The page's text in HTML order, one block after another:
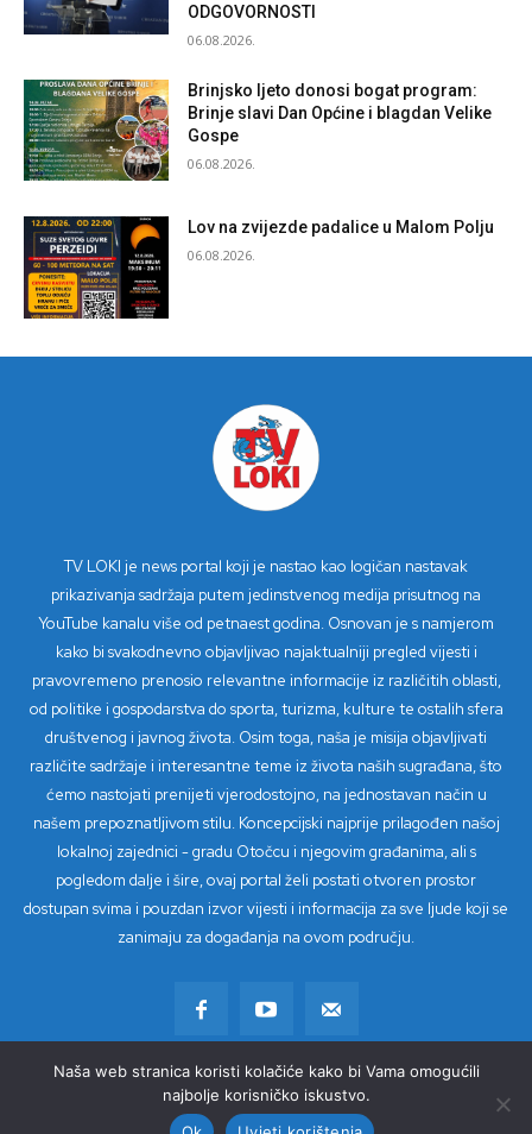
ODGOVORNOSTI
06.08.2026.
Brinjsko ljeto donosi bogat program:
Brinje slavi Dan Općine i blagdan Velike
Gospe
06.08.2026.
Lov na zvijezde padalice u Malom Polju
06.08.2026.
TV LOKI je news portal koji je nastao kao logičan nastavak
prikazivanja sadržaja putem jedinstvenog medija prisutnog na
YouTube kanalu više od petnaest godina. Osnovan je s namjerom
kako bi svakodnevno objavljivao najaktualniji pregled vijesti i
pravovremeno prenosio relevantne informacije iz različitih oblasti,
od politike i gospodarstva do sporta, turizma, kulture te ostalih sfera
društvenog i javnog života. Osim toga, naša je misija objavljivati
različite sadržaje i interesantne teme iz života naših sugrađana, što
ćemo nastojati prenijeti vjerodostojno, na jednostavan način u
našem prepoznatljivom stilu. Koncepcijski najprije prilagođen našoj
lokalnoj zajednici - gradu Otočcu i njegovim građanima, ali s
pogledom dalje i šire, ovaj portal želi postati otvoren prostor
dostupan svima i pouzdan izvor vijesti i informacija za sve ljude koji se
zanimaju za događanja na ovom području.
© Copyright 2023 - TV Loki
Naša web stranica koristi kolačiće kako bi Vama omogućili
najbolje korisničko iskustvo.